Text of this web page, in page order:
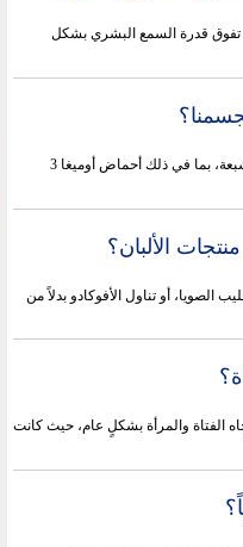
تفوق قدرة السمع البشري بشكل
الدهون الأحادية غير المشبعة والدهون المتعددة غير المشبعة، بما في ذلك أحماض أوميغا 3
الألبان؟
الصويا، أو تناول الأفوكادو بدلاً من
الفتاة والمرأة بشكلٍ عام، حيث كانت